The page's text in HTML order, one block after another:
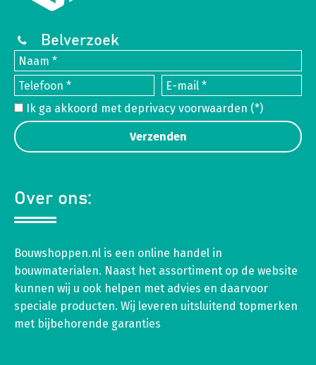
Belverzoek
Ik ga akkoord met deprivacy voorwaarden (*)
Over ons:
Bouwshoppen.nl is een online handel in
bouwmaterialen. Naast het assortiment op de website
kunnen wij u ook helpen met advies en daarvoor
speciale producten. Wij leveren uitsluitend topmerken
met bijbehorende garanties